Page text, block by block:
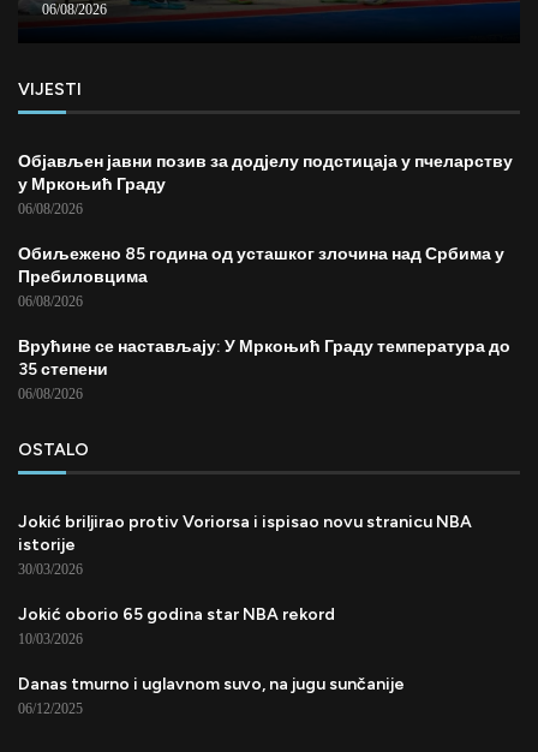
06/08/2026
VIJESTI
Објављен јавни позив за додјелу подстицаја у пчеларству
у Мркоњић Граду
06/08/2026
Обиљежено 85 година од усташког злочина над Србима у
Пребиловцима
06/08/2026
Врућине се настављају: У Мркоњић Граду температура до
35 степени
06/08/2026
OSTALO
Jokić briljirao protiv Voriorsa i ispisao novu stranicu NBA
istorije
30/03/2026
Jokić oborio 65 godina star NBA rekord
10/03/2026
Danas tmurno i uglavnom suvo, na jugu sunčanije
06/12/2025